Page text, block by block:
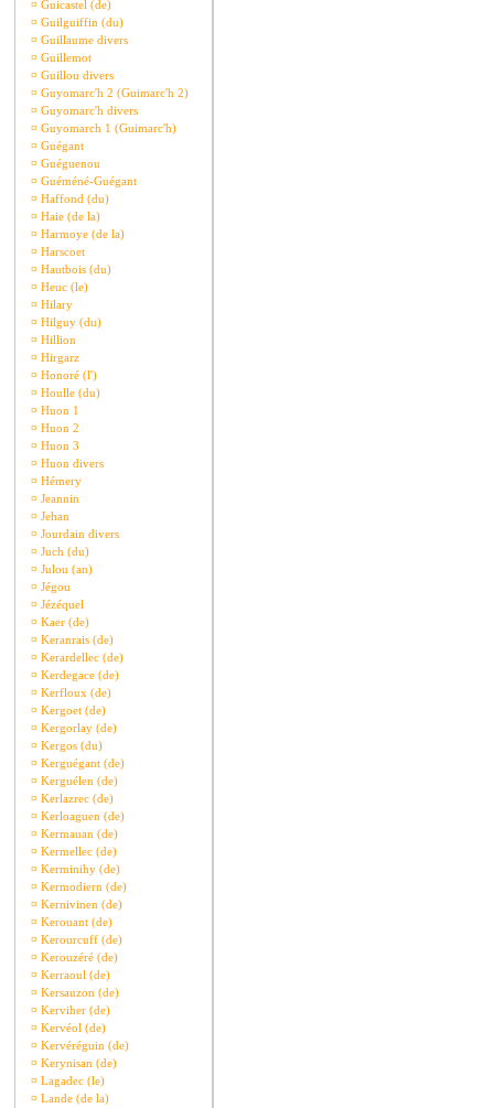
¤ Guicastel (de)
¤ Guilguiffin (du)
¤ Guillaume divers
¤ Guillemot
¤ Guillou divers
¤ Guyomarc'h 2 (Guimarc'h 2)
¤ Guyomarc'h divers
¤ Guyomarch 1 (Guimarc'h)
¤ Guégant
¤ Guéguenou
¤ Guéméné-Guégant
¤ Haffond (du)
¤ Haie (de la)
¤ Harmoye (de la)
¤ Harscoet
¤ Hautbois (du)
¤ Heuc (le)
¤ Hilary
¤ Hilguy (du)
¤ Hillion
¤ Hirgarz
¤ Honoré (l')
¤ Houlle (du)
¤ Huon 1
¤ Huon 2
¤ Huon 3
¤ Huon divers
¤ Hémery
¤ Jeannin
¤ Jehan
¤ Jourdain divers
¤ Juch (du)
¤ Julou (an)
¤ Jégou
¤ Jézéquel
¤ Kaer (de)
¤ Keranrais (de)
¤ Kerardellec (de)
¤ Kerdegace (de)
¤ Kerfloux (de)
¤ Kergoet (de)
¤ Kergorlay (de)
¤ Kergos (du)
¤ Kerguégant (de)
¤ Kerguélen (de)
¤ Kerlazrec (de)
¤ Kerloaguen (de)
¤ Kermauan (de)
¤ Kermellec (de)
¤ Kerminihy (de)
¤ Kermodiern (de)
¤ Kernivinen (de)
¤ Kerouant (de)
¤ Kerourcuff (de)
¤ Kerouzéré (de)
¤ Kerraoul (de)
¤ Kersauzon (de)
¤ Kerviher (de)
¤ Kervéol (de)
¤ Kervéréguin (de)
¤ Kerynisan (de)
¤ Lagadec (le)
¤ Lande (de la)